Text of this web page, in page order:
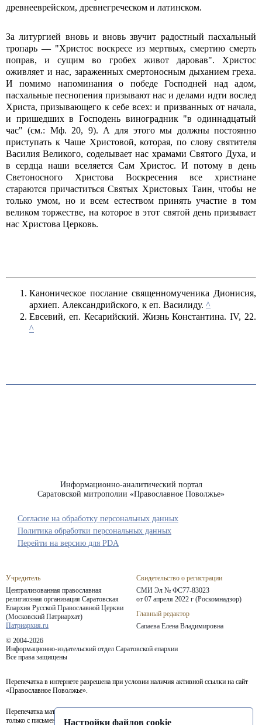
древнееврейском, древнегреческом и латинском.
За литургией вновь и вновь звучит радостный пасхальный
тропарь — "Христос воскресе из мертвых, смертию смерть
поправ, и сущим во гробех живот даровав". Христос
оживляет и нас, зараженных смертоносным дыханием греха.
И помимо напоминания о победе Господней над адом,
пасхальные песнопения призывают нас и делами идти вослед
Христа, призывающего к себе всех: и призванных от начала,
и пришедших в Господень виноградник "в одиннадцатый
час" (см.: Мф. 20, 9). А для этого мы должны постоянно
приступать к Чаше Христовой, которая, по слову святителя
Василия Великого, соделывает нас храмами Святого Духа, и
в сердца наши вселяется Сам Христос. И потому в день
Светоносного Христова Воскресения все христиане
стараются причаститься Святых Христовых Таин, чтобы не
только умом, но и всем естеством принять участие в том
великом торжестве, на которое в этот святой день призывает
нас Христова Церковь.
Каноническое послание священномученика Дионисия,
архиеп. Александрийского, к еп. Василиду. ^
Евсевий, еп. Кесарийский. Жизнь Константина. IV, 22.
^
Информационно-аналитический портал
Саратовской митрополии «Православное Поволжье»
Учредитель
Централизованная православная
религиозная организация Саратовская
Епархия Русской Православной Церкви
(Московский Патриархат)
Патриархия.ru
Свидетельство о регистрации
СМИ Эл № ФС77-83023
от 07 апреля 2022 г (Роскомнадзор)
Главный редактор
Сапаева Елена Владимировна
© 2004-2026
Информационно-издательский отдел Саратовской епархии
Все права защищены
Согласие на обработку персональных данных
Политика обработки персональных данных
Перепечатка в интернете разрешена при условии наличия активной ссылки на сайт
«Православное Поволжье».
Перепечатка материалов портала в печатных изданиях (книгах, прессе) возможна
только с письменного разрешения редакции.
Перейти на версию для PDA
Настройки файлов cookie